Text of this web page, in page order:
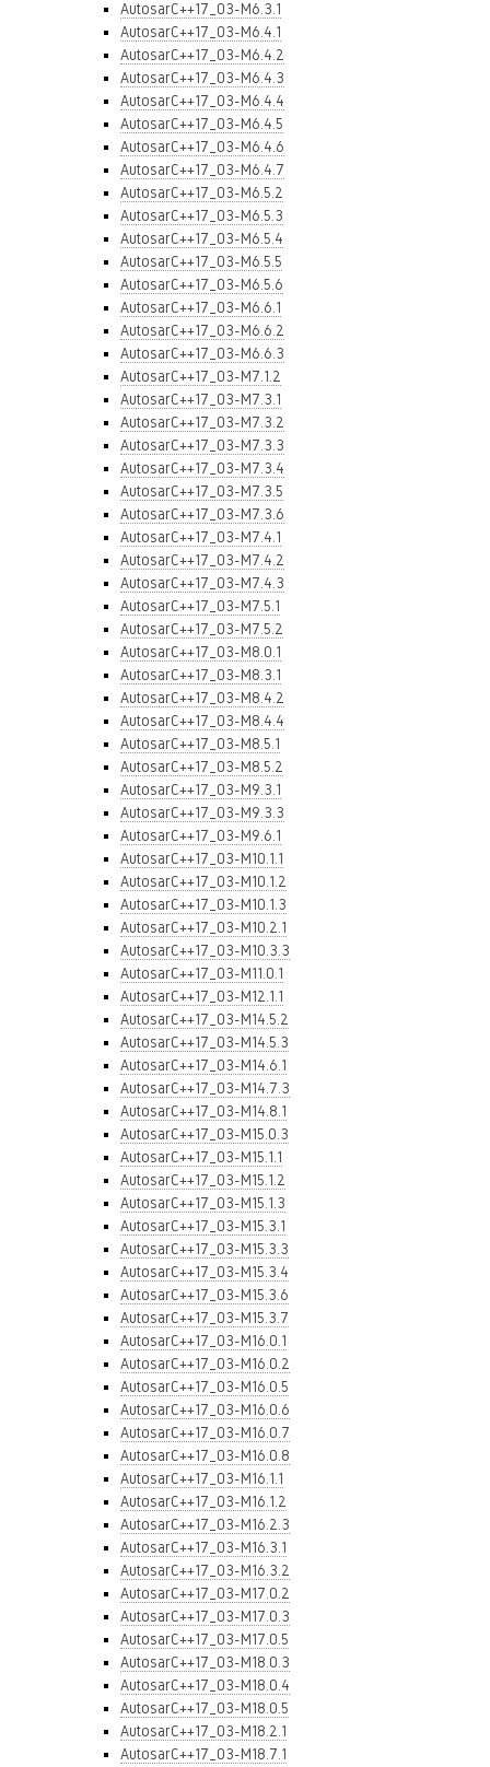
AutosarC++17_03-M6.3.1
AutosarC++17_03-M6.4.1
AutosarC++17_03-M6.4.2
AutosarC++17_03-M6.4.3
AutosarC++17_03-M6.4.4
AutosarC++17_03-M6.4.5
AutosarC++17_03-M6.4.6
AutosarC++17_03-M6.4.7
AutosarC++17_03-M6.5.2
AutosarC++17_03-M6.5.3
AutosarC++17_03-M6.5.4
AutosarC++17_03-M6.5.5
AutosarC++17_03-M6.5.6
AutosarC++17_03-M6.6.1
AutosarC++17_03-M6.6.2
AutosarC++17_03-M6.6.3
AutosarC++17_03-M7.1.2
AutosarC++17_03-M7.3.1
AutosarC++17_03-M7.3.2
AutosarC++17_03-M7.3.3
AutosarC++17_03-M7.3.4
AutosarC++17_03-M7.3.5
AutosarC++17_03-M7.3.6
AutosarC++17_03-M7.4.1
AutosarC++17_03-M7.4.2
AutosarC++17_03-M7.4.3
AutosarC++17_03-M7.5.1
AutosarC++17_03-M7.5.2
AutosarC++17_03-M8.0.1
AutosarC++17_03-M8.3.1
AutosarC++17_03-M8.4.2
AutosarC++17_03-M8.4.4
AutosarC++17_03-M8.5.1
AutosarC++17_03-M8.5.2
AutosarC++17_03-M9.3.1
AutosarC++17_03-M9.3.3
AutosarC++17_03-M9.6.1
AutosarC++17_03-M10.1.1
AutosarC++17_03-M10.1.2
AutosarC++17_03-M10.1.3
AutosarC++17_03-M10.2.1
AutosarC++17_03-M10.3.3
AutosarC++17_03-M11.0.1
AutosarC++17_03-M12.1.1
AutosarC++17_03-M14.5.2
AutosarC++17_03-M14.5.3
AutosarC++17_03-M14.6.1
AutosarC++17_03-M14.7.3
AutosarC++17_03-M14.8.1
AutosarC++17_03-M15.0.3
AutosarC++17_03-M15.1.1
AutosarC++17_03-M15.1.2
AutosarC++17_03-M15.1.3
AutosarC++17_03-M15.3.1
AutosarC++17_03-M15.3.3
AutosarC++17_03-M15.3.4
AutosarC++17_03-M15.3.6
AutosarC++17_03-M15.3.7
AutosarC++17_03-M16.0.1
AutosarC++17_03-M16.0.2
AutosarC++17_03-M16.0.5
AutosarC++17_03-M16.0.6
AutosarC++17_03-M16.0.7
AutosarC++17_03-M16.0.8
AutosarC++17_03-M16.1.1
AutosarC++17_03-M16.1.2
AutosarC++17_03-M16.2.3
AutosarC++17_03-M16.3.1
AutosarC++17_03-M16.3.2
AutosarC++17_03-M17.0.2
AutosarC++17_03-M17.0.3
AutosarC++17_03-M17.0.5
AutosarC++17_03-M18.0.3
AutosarC++17_03-M18.0.4
AutosarC++17_03-M18.0.5
AutosarC++17_03-M18.2.1
AutosarC++17_03-M18.7.1